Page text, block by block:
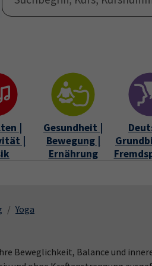
|
|
Gesundheit |
Bewegung |
Ernährung
Yoga
Beweglichkeit, Balance und